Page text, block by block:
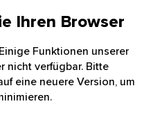
Ihren Browser
Funktionen unserer
nicht verfügbar. Bitte
eine neuere Version, um